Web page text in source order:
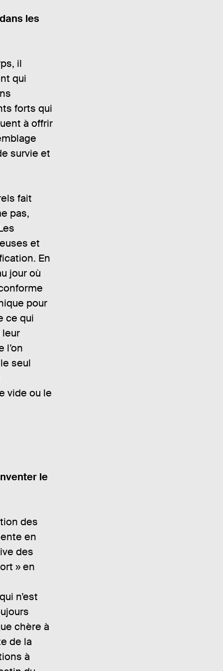
les
il
qui
forts qui
à offrir
survie et
fait
pas,
et
En
jour où
pour
ce qui
l’on
seul
vide ou le
le
des
en
des
» en
n’est
chère à
de la
à